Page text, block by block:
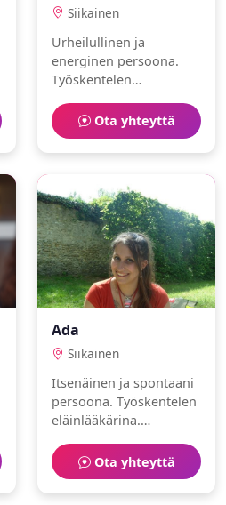
Siikainen
Urheilullinen ja
energinen persoona.
Työskentelen
Harrastuksiani ovat
lemmikit ja melonta.
Ota yhteyttä
Ada
Siikainen
Itsenäinen ja spontaani
persoona. Työskentelen
eläinlääkärina.
podcasting ja luonto.
Ota yhteyttä